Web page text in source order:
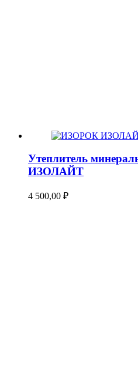
Утеплитель
ИЗОЛАЙТ
4 500,00 ₽